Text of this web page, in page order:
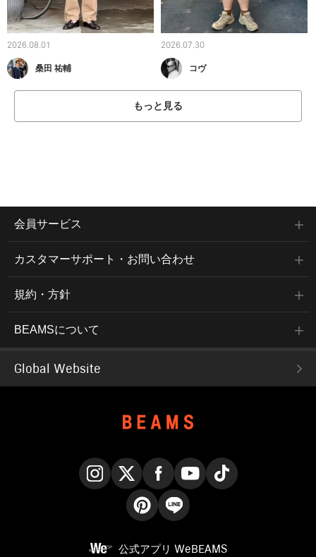
2026.08.01
桑田 祐輔
2026.07.30
コヴ
もっと見る
会員サービス
カスタマーサポート・お問い合わせ
規約・方針
BEAMSについて
Global Website
公式アプリ WeBEAMS